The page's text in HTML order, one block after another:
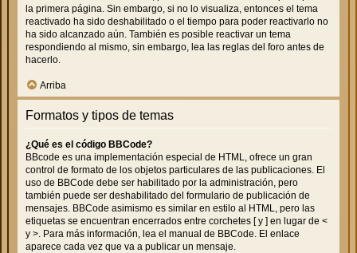
la primera página. Sin embargo, si no lo visualiza, entonces el tema
reactivado ha sido deshabilitado o el tiempo para poder reactivarlo no
ha sido alcanzado aún. También es posible reactivar un tema
respondiendo al mismo, sin embargo, lea las reglas del foro antes de
hacerlo.
Arriba
Formatos y tipos de temas
¿Qué es el código BBCode?
BBcode es una implementación especial de HTML, ofrece un gran
control de formato de los objetos particulares de las publicaciones. El
uso de BBCode debe ser habilitado por la administración, pero
también puede ser deshabilitado del formulario de publicación de
mensajes. BBCode asimismo es similar en estilo al HTML, pero las
etiquetas se encuentran encerrados entre corchetes [ y ] en lugar de <
y >. Para más información, lea el manual de BBCode. El enlace
aparece cada vez que va a publicar un mensaje.